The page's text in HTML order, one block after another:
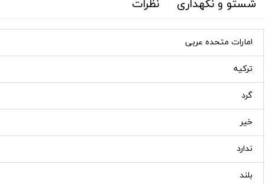
شستو و نگهداری نظرات
امارات متحده عربی
ترکیه
گرد
خیر
ندارد
بلند